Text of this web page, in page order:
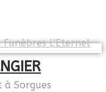
Sorgues